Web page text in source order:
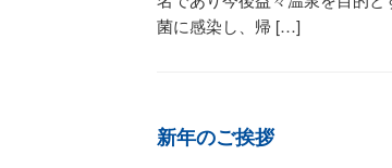
菌に感染し、帰 […]
新年のご挨拶